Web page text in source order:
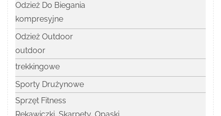
Odzież Do Biegania
kompresyjne
Odzież Outdoor
outdoor
trekkingowe
Sporty Drużynowe
Sprzęt Fitness